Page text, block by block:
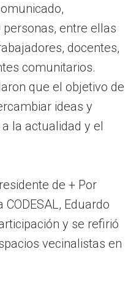
entre ellas
docentes,
comunitarios.
que el objetivo de
ideas y
la actualidad y el
de + Por
Eduardo
y se refirió
vecinalistas en